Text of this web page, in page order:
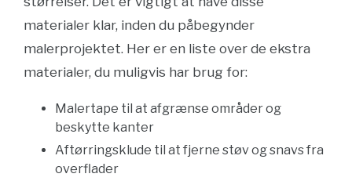
materialer klar, inden du påbegynder
malerprojektet. Her er en liste over de ekstra
materialer, du muligvis har brug for:
Malertape til at afgrænse områder og
beskytte kanter
Aftørringsklude til at fjerne støv og snavs fra
overflader